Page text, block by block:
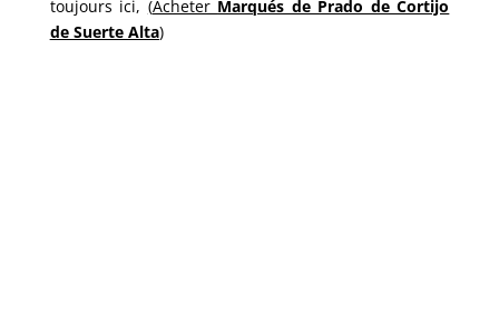
toujours ici, (Acheter Marqués de Prado de Cortijo
de Suerte Alta)